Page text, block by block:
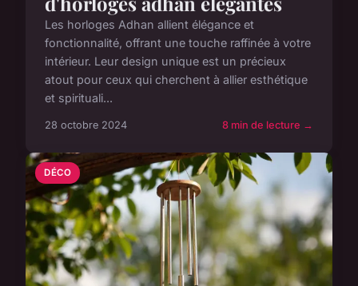
Les horloges Adhan allient élégance et
fonctionnalité, offrant une touche raffinée à votre
intérieur. Leur design unique est un précieux
atout pour ceux qui cherchent à allier esthétique
et spirituali...
28 octobre 2024 8 min de lecture →
DÉCO